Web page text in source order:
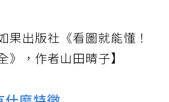
果出版社《看圖就能懂！
》，作者山田晴子】